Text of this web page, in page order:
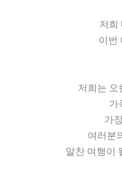
저희
이번
저희는 오
가
가
여러분
알찬 여행이